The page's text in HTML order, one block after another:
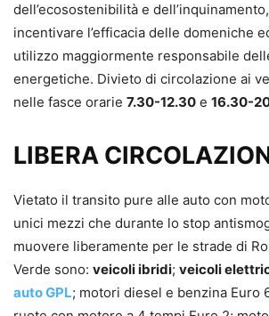
dell’ecosostenibilità e
incentivare l’efficacia delle domeniche
utilizzo maggiormente responsabile
energetiche. Divieto di circolazione ai
nelle fasce orarie 7.30-12.30 e 16.30-
LIBERA
Vietato il transito pure alle auto con
unici mezzi che durante lo stop
muovere liberamente per le strade di
Verde sono: veicoli ibridi; veicoli
auto GPL; motori diesel e benzina Euro